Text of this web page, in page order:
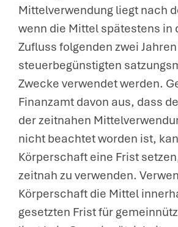
Mittelverwendung liegt nach
wenn die Mittel spätestens in
Zufluss folgenden zwei
steuerbegünstigten
Zwecke verwendet werden.
Finanzamt davon aus, dass
der zeitnahen
nicht beachtet worden ist,
Körperschaft eine Frist
zeitnah zu verwenden.
Körperschaft die Mittel
gesetzten Frist für